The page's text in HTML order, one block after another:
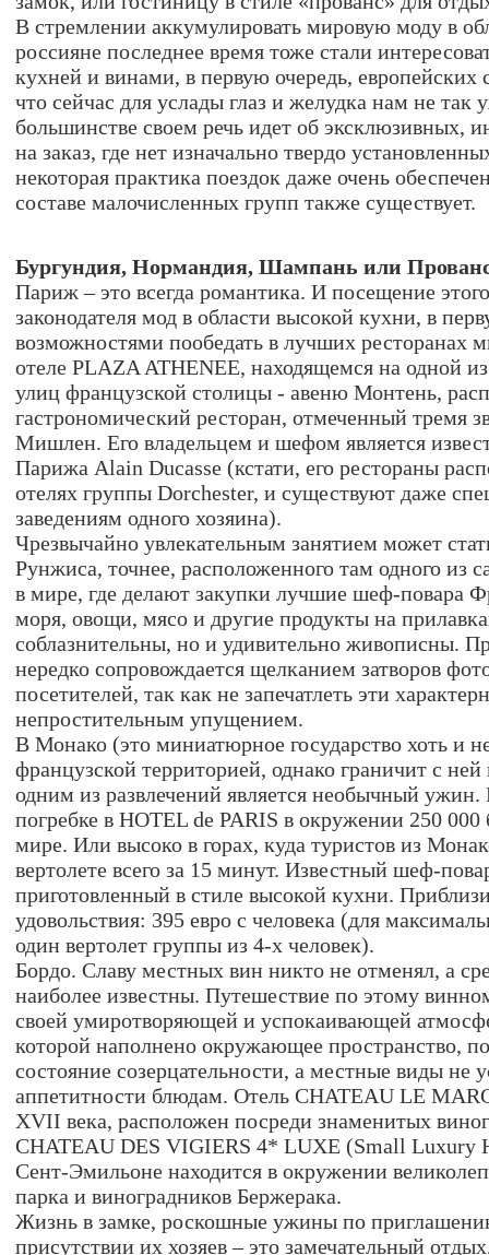
В стремлении аккумулировать мировую моду в
россияне последнее время тоже стали
кухней и винами, в первую очередь, европейских
что сейчас для услады глаз и желудка нам не
большинстве своем речь идет об эксклюзивных,
на заказ, где нет изначально твердо
некоторая практика поездок даже очень
составе малочисленных групп также существует.
Бургундия, Нормандия, Шампань или
Париж – это всегда романтика. И посещение
законодателя мод в области высокой кухни, в
возможностями пообедать в лучших ресторанах
отеле PLAZA ATHENEE, находящемся на одной
улиц французской столицы - авеню Монтень,
гастрономический ресторан, отмеченный тремя
Мишлен. Его владельцем и шефом является
Парижа Alain Ducasse (кстати, его рестораны
отелях группы Dorchester, и существуют даже
заведениям одного хозяина).
Чрезвычайно увлекательным занятием может
Рунжиса, точнее, расположенного там одного из
в мире, где делают закупки лучшие шеф-повара
моря, овощи, мясо и другие продукты на
соблазнительны, но и удивительно живописны.
нередко сопровождается щелканием затворов
посетителей, так как не запечатлеть эти
непростительным упущением.
В Монако (это миниатюрное государство хоть и
французской территорией, однако граничит с
одним из развлечений является необычный
погребке в HOTEL de PARIS в окружении 250
мире. Или высоко в горах, куда туристов из
вертолете всего за 15 минут. Известный шеф-
приготовленный в стиле высокой кухни.
удовольствия: 395 евро с человека (для
один вертолет группы из 4-х человек).
Бордо. Славу местных вин никто не отменял, а
наиболее известны. Путешествие по этому
своей умиротворяющей и успокаивающей
которой наполнено окружающее пространство,
состояние созерцательности, а местные виды не
аппетитности блюдам. Отель CHATEAU LE
XVII века, расположен посреди знаменитых
CHATEAU DES VIGIERS 4* LUXE (Small Luxury
Сент-Эмильоне находится в окружении
парка и виноградников Бержерака.
Жизнь в замке, роскошные ужины по
присутствии их хозяев – это замечательный